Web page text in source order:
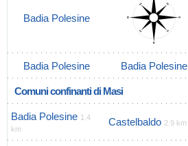
Badia Polesine
Badia Polesine Badia Polesine
Comuni confinanti di Masi
Badia Polesine 1.4
km
Castelbaldo 2.9 km